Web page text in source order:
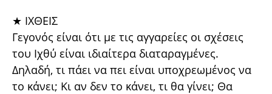
★ ΙΧΘΕΙΣ
Γεγονός είναι ότι με τις αγγαρείες οι σχέσεις
του Ιχθύ είναι ιδιαίτερα διαταραγμένες.
Δηλαδή, τι πάει να πει είναι υποχρεωμένος να
το κάνει; Κι αν δεν το κάνει, τι θα γίνει; Θα